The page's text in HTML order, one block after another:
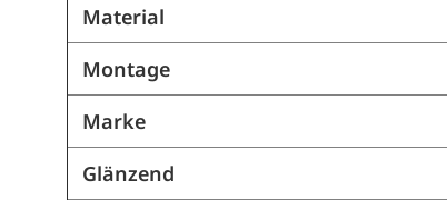
Material
Montage
Marke
Glänzend